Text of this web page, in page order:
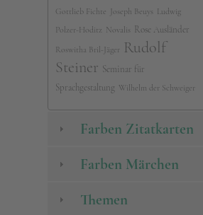
Gottlieb Fichte Joseph Beuys Ludwig
Polzer-Hoditz Novalis Rose Ausländer
Roswitha Bril-Jäger Rudolf
Steiner Seminar für
Sprachgestaltung Wilhelm der Schweiger
Farben Zitatkarten
Farben Märchen
Themen